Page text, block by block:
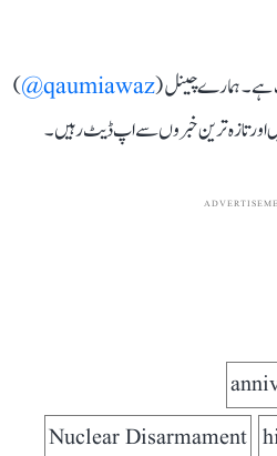
ہے۔ ہمارے چینل (qaumiawaz@
)
اور تازہ ترین خبروں سے اپ ڈیٹ رہیں۔
Nuclear Disarmament